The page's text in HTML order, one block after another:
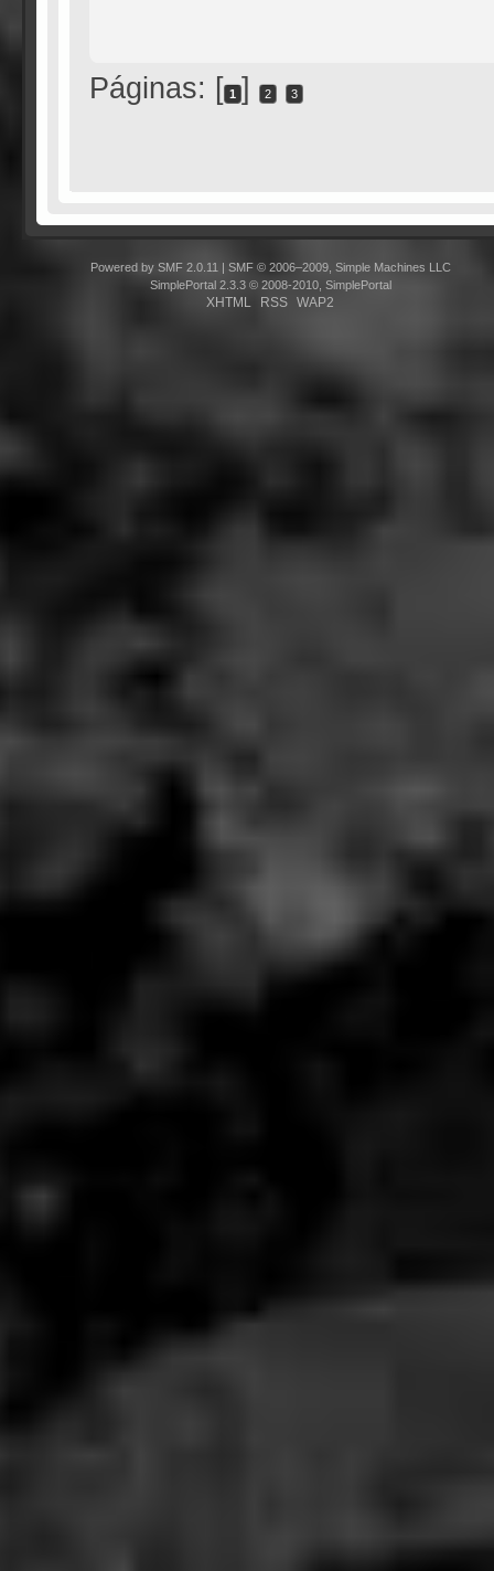
Páginas: [ 1 ] 2 3
Powered by SMF 2.0.11
SMF © 2006–2009, Simple Machines LLC
SimplePortal 2.3.3 © 2008-2010, SimplePortal
XHTML RSS WAP2